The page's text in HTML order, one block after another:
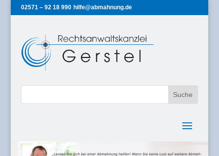
02571 – 92 18 990 hilfe@abmahnung.de